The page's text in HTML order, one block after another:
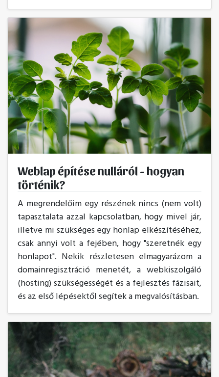
Weblap építése nulláról - hogyan
történik?
A megrendelőim egy részének nincs (nem volt)
tapasztalata azzal kapcsolatban, hogy mivel jár,
illetve mi szükséges egy honlap elkészítéséhez,
csak annyi volt a fejében, hogy "szeretnék egy
honlapot". Nekik részletesen elmagyarázom a
domainregisztráció menetét, a webkiszolgáló
(hosting) szükségességét és a fejlesztés fázisait,
és az első lépésektől segítek a megvalósításban.